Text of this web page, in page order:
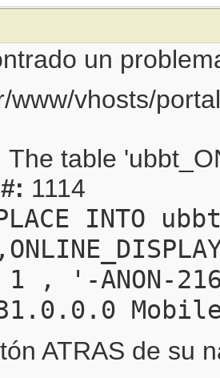
un
www/vhosts/
The table
1114
INTO
( 1 , '-
ATRAS de su